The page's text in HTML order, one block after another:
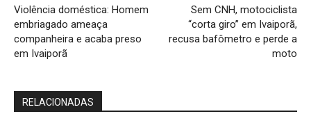
Violência doméstica: Homem
embriagado ameaça
companheira e acaba preso
em Ivaiporã
Sem CNH, motociclista
“corta giro” em Ivaiporã,
recusa bafômetro e perde a
moto
RELACIONADAS